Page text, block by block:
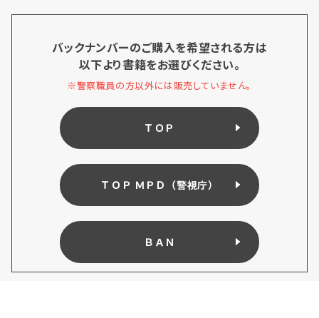
バックナンバーのご購入を希望される方は
以下より書籍をお選びください。
※警察職員の方以外には販売していません。
ＴＯＰ
ＴＯＰ ＭＰＤ（警視庁）
ＢＡＮ